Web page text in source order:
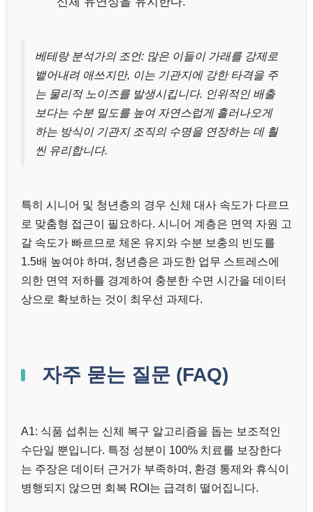
베테랑 분석가의 조언: 많은 이들이 가래를 강제로
뱉어내려 애쓰지만, 이는 기관지에 강한 타격을 주
는 물리적 노이즈를 발생시킵니다. 인위적인 배출
보다는 수분 밀도를 높여 자연스럽게 흘러나오게
하는 방식이 기관지 조직의 수명을 연장하는 데 훨
씬 유리합니다.
특히 시니어 및 청년층의 경우 신체 대사 속도가 다르므
로 맞춤형 접근이 필요하다. 시니어 계층은 면역 자원 고
갈 속도가 빠르므로 체온 유지와 수분 보충의 빈도를
1.5배 높여야 하며, 청년층은 과도한 업무 스트레스에
의한 면역 저하를 경계하여 충분한 수면 시간을 데이터
상으로 확보하는 것이 최우선 과제다.
자주 묻는 질문 (FAQ)
A1: 식품 섭취는 신체 복구 알고리즘을 돕는 보조적인
수단일 뿐입니다. 특정 성분이 100% 치료를 보장한다
는 주장은 데이터 근거가 부족하며, 환경 통제와 휴식이
병행되지 않으면 회복 ROI는 급격히 떨어집니다.